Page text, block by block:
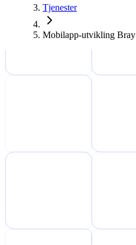
Tjenester
Mobilapp-utvikling Bray